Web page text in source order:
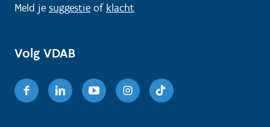
Meld je suggestie of klacht
Volg VDAB
FacebookLinkedinYoutubeInstagram